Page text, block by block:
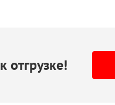
к отгрузке!